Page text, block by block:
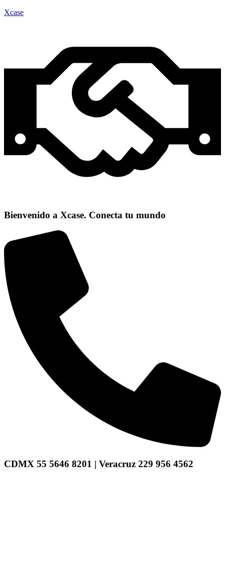
Xcase
Bienvenido a Xcase. Conecta tu mundo
CDMX 55 5646 8201 | Veracruz 229 956 4562